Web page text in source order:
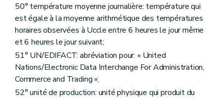
50° température moyenne journalière: température qui
est égale à la moyenne arithmétique des températures
horaires observées à Uccle entre 6 heures le jour même
et 6 heures le jour suivant;
51° UN/EDIFACT: abréviation pour: « United
Nations/Electronic Data Interchange For Administration,
Commerce and Trading »;
52° unité de production: unité physique qui produit du